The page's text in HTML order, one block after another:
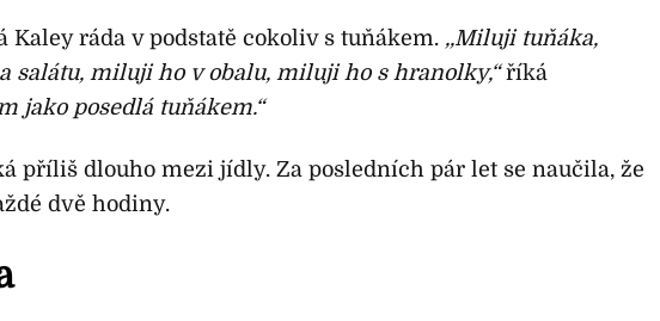
Kaley ráda v podstatě cokoliv s tuňákem. ,,Miluji tuňáka,
salátu, miluji ho v obalu, miluji ho s hranolky,“říká
jako posedlá tuňákem.“
příliš dlouho mezi jídly. Za posledních pár let se naučila, že
dvě hodiny.